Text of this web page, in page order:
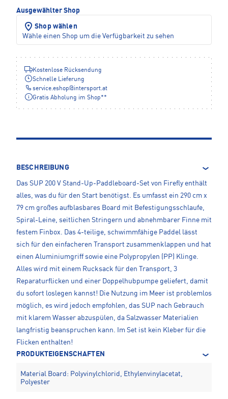
Ausgewählter Shop
Shop wählen
Wähle einen Shop um die Verfügbarkeit zu sehen
Kostenlose Rücksendung
Schnelle Lieferung
service.eshop@intersport.at
Gratis Abholung im Shop**
BESCHREIBUNG
Das SUP 200 V Stand-Up-Paddleboard-Set von Firefly enthält
alles, was du für den Start benötigst. Es umfasst ein 290 cm x
79 cm großes aufblasbares Board mit Befestigungsschlaufe,
Spiral-Leine, seitlichen Stringern und abnehmbarer Finne mit
festem Finbox. Das 4-teilige, schwimmfähige Paddel lässt
sich für den einfacheren Transport zusammenklappen und hat
einen Aluminiumgriff sowie eine Polypropylen (PP) Klinge.
Alles wird mit einem Rucksack für den Transport, 3
Reparaturflicken und einer Doppelhubpumpe geliefert, damit
du sofort loslegen kannst! Die Nutzung im Meer ist problemlos
möglich, es wird jedoch empfohlen, das SUP nach Gebrauch
mit klarem Wasser abzuspülen, da Salzwasser Materialien
langfristig beanspruchen kann. Im Set ist kein Kleber für die
Flicken enthalten!
PRODUKTEIGENSCHAFTEN
Material Board: Polyvinylchlorid, Ethylenvinylacetat,
Polyester